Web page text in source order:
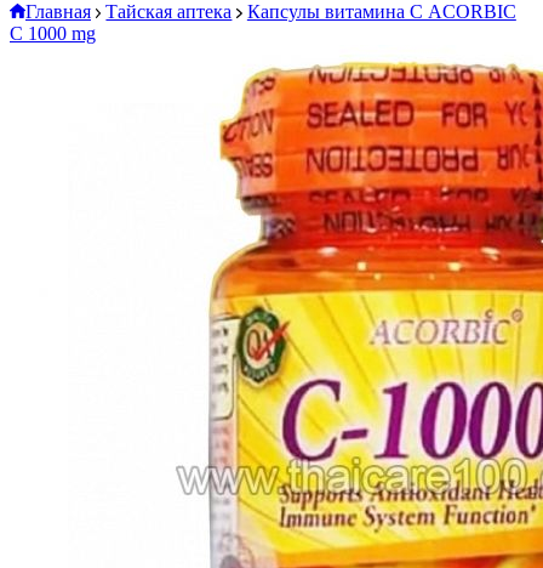
Главная Тайская аптека
Капсулы витамина С ACORBIC
C 1000 mg